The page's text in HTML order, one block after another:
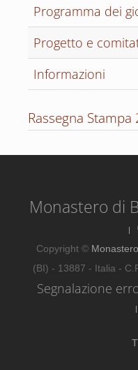
Programma dei
Progetto e
Informazioni
Rassegna Stampa
Monastero di
Copyright ©
(BI) - 13887 - Italia -
Segnalazione